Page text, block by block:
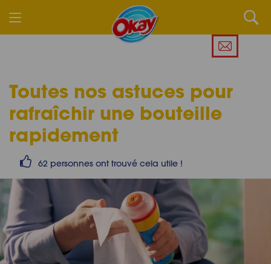
Toutes nos astuces pour
rafraîchir une bouteille
rapidement
62 personnes ont trouvé cela utile !